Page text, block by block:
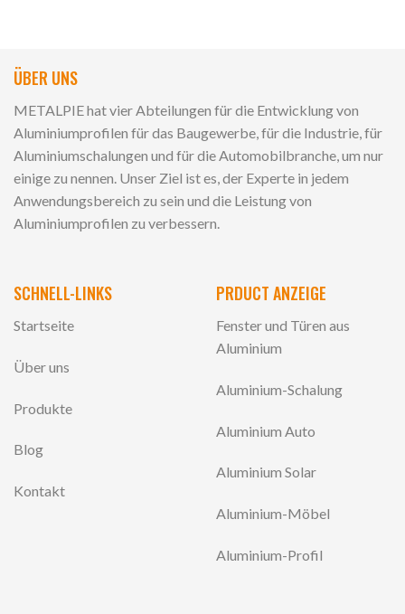
ÜBER UNS
METALPIE hat vier Abteilungen für die Entwicklung von
Aluminiumprofilen für das Baugewerbe, für die Industrie, für
Aluminiumschalungen und für die Automobilbranche, um nur
einige zu nennen. Unser Ziel ist es, der Experte in jedem
Anwendungsbereich zu sein und die Leistung von
Aluminiumprofilen zu verbessern.
SCHNELL-LINKS
Startseite
Über uns
Produkte
Blog
Kontakt
PRDUCT ANZEIGE
Fenster und Türen aus
Aluminium
Aluminium-Schalung
Aluminium Auto
Aluminium Solar
Aluminium-Möbel
Aluminium-Profil